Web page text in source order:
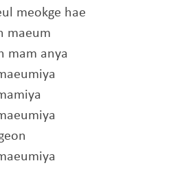
meokge hae
maeum
mam anya